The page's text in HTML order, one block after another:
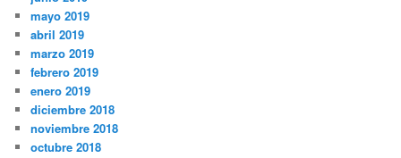
mayo 2019
abril 2019
marzo 2019
febrero 2019
enero 2019
diciembre 2018
noviembre 2018
octubre 2018